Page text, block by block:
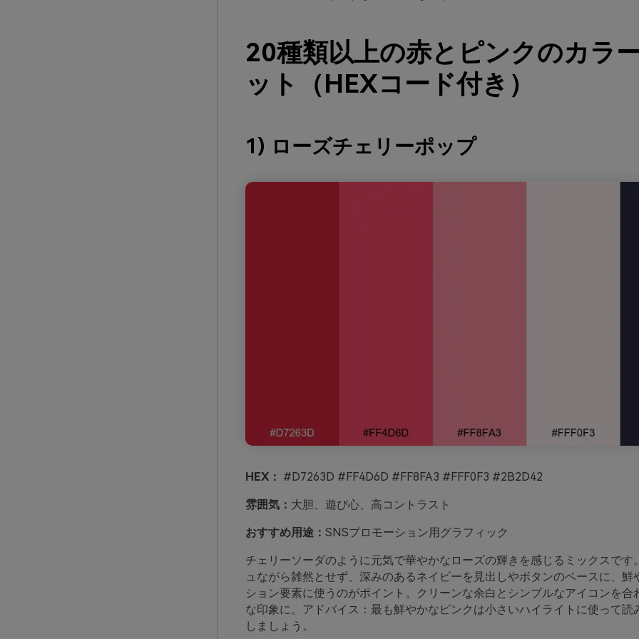
20種類以上の赤とピンクのカラ
ット（HEXコード付き）
1) ローズチェリーポップ
HEX： #D7263D #FF4D6D #FF8FA3 #FFF0F3 #2B2D42
雰囲気： 大胆、遊び心、高コントラスト
おすすめ用途： SNSプロモーション用グラフィック
チェリーソーダのように元気で華やかなローズの輝きを感じるミックスです
ュながら雑然とせず、深みのあるネイビーを見出しやボタンのベースに、鮮
ション要素に使うのがポイント。クリーンな余白とシンプルなアイコンを合
な印象に。アドバイス：最も鮮やかなピンクは小さいハイライトに使って読
しましょう。